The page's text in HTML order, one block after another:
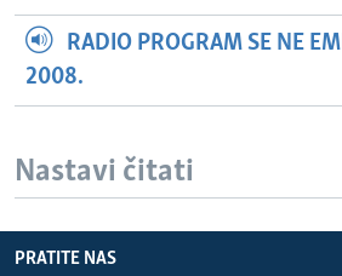
RADIO PROGRAM SE NE
2008.
Nastavi čitati
PRATITE NAS